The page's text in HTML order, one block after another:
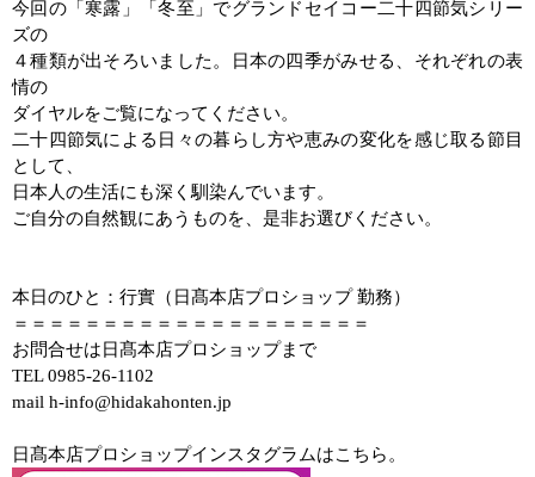
今回の「寒露」「冬至」でグランドセイコー二十四節気シリー
ズの
４種類が出そろいました。日本の四季がみせる、それぞれの表
情の
ダイヤルをご覧になってください。
二十四節気による日々の暮らし方や恵みの変化を感じ取る節目
として、
日本人の生活にも深く馴染んでいます。
ご自分の自然観にあうものを、是非お選びください。
本日のひと：行實（日髙本店プロショップ 勤務）
＝＝＝＝＝＝＝＝＝＝＝＝＝＝＝＝＝＝＝＝
お問合せは日髙本店プロショップまで
TEL 0985-26-1102
mail h-info@hidakahonten.jp
日髙本店プロショップインスタグラムはこちら。